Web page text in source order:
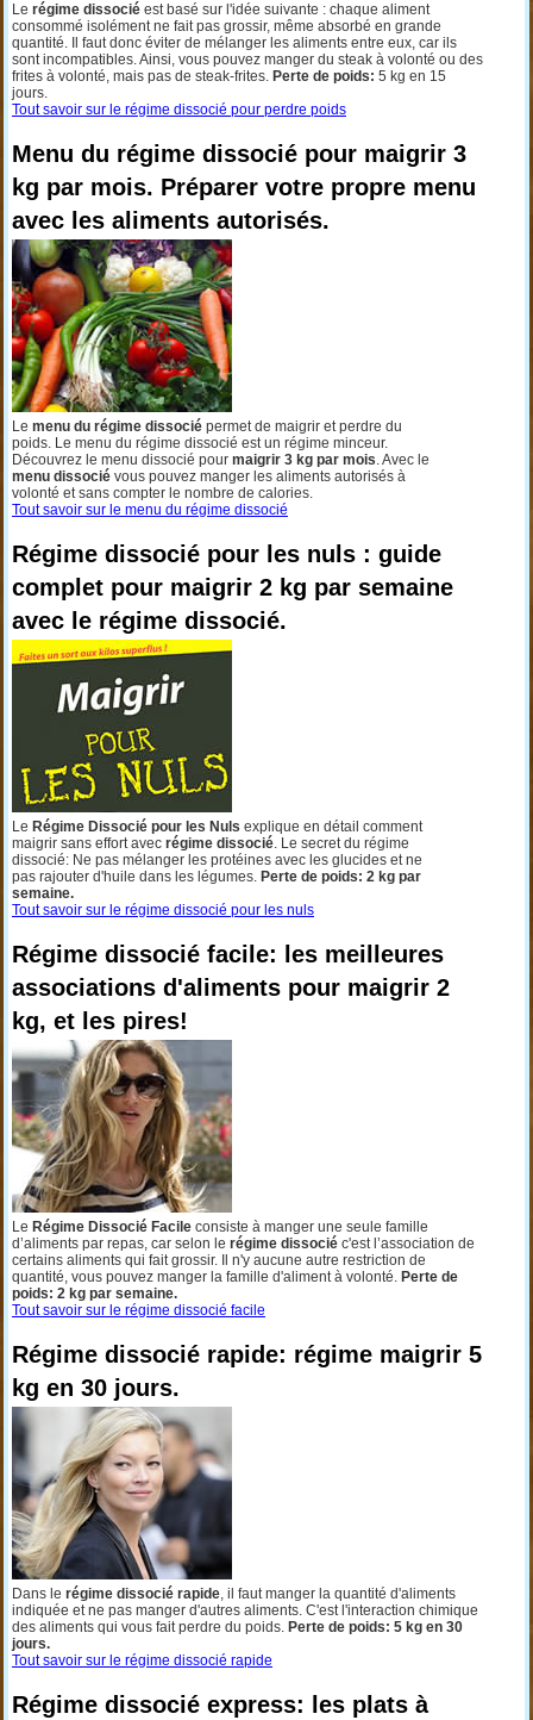
Le régime dissociéest basé sur l'idée suivante : chaque aliment
consommé isolément ne fait pas grossir, même absorbé en grande
quantité. Il faut donc éviter de mélanger les aliments entre eux, car ils
sont incompatibles. Ainsi, vous pouvez manger du steak à volonté ou des
frites à volonté, mais pas de steak-frites. Perte de poids: 5 kg en 15
jours.
Tout savoir sur le régime dissocié pour perdre poids
Menu du régime dissocié pour maigrir 3
kg par mois. Préparer votre propre menu
avec les aliments autorisés.
Le menu du régime dissociépermet de maigrir et perdre du
poids. Le menu du régime dissocié est un régime minceur.
Découvrez le menu dissocié pour maigrir 3 kg par mois. Avec le
menu dissociévous pouvez manger les aliments autorisés à
volonté et sans compter le nombre de calories.
Tout savoir sur le menu du régime dissocié
Régime dissocié pour les nuls : guide
complet pour maigrir 2 kg par semaine
avec le régime dissocié.
Le Régime Dissocié pour les Nuls explique en détail comment
maigrir sans effort avec régime dissocié. Le secret du régime
dissocié: Ne pas mélanger les protéines avec les glucides et ne
pas rajouter d'huile dans les légumes. Perte de poids: 2 kg par
semaine.
Tout savoir sur le régime dissocié pour les nuls
Régime dissocié facile: les meilleures
associations d'aliments pour maigrir 2
kg, et les pires!
Le Régime Dissocié Facileconsiste à manger une seule famille
d’aliments par repas, car selon le régime dissociéc'est l’association de
certains aliments qui fait grossir. Il n'y aucune autre restriction de
quantité, vous pouvez manger la famille d'aliment à volonté. Perte de
poids: 2 kg par semaine.
Tout savoir sur le régime dissocié facile
Régime dissocié rapide: régime maigrir 5
kg en 30 jours.
Dans le régime dissocié rapide, il faut manger la quantité d'aliments
indiquée et ne pas manger d'autres aliments. C'est l'interaction chimique
des aliments qui vous fait perdre du poids. Perte de poids: 5 kg en 30
jours.
Tout savoir sur le régime dissocié rapide
Régime dissocié express: les plats à